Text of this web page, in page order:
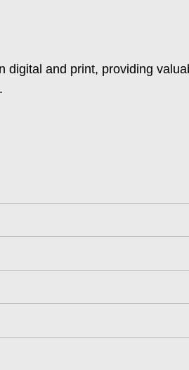
digital and print, providing